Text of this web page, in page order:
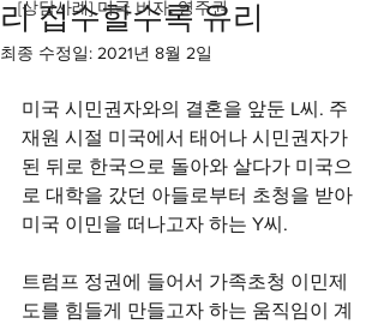
[상담사례] 미국 비자, 영주권
리 접수할수록 유리
최종 수정일: 2021년 8월 2일
미국 시민권자와의 결혼을 앞둔 L씨. 주
재원 시절 미국에서 태어나 시민권자가
된 뒤로 한국으로 돌아와 살다가 미국으
로 대학을 갔던 아들로부터 초청을 받아
미국 이민을 떠나고자 하는 Y씨.
트럼프 정권에 들어서 가족초청 이민제
도를 힘들게 만들고자 하는 움직임이 계